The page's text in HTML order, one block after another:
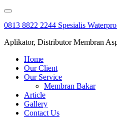
Skip
content
0813 8822 2244 Spesialis
Aplikator, Distributor Membran
Home
Our Client
Our Service
Membran Bakar
Article
Gallery
Contact Us